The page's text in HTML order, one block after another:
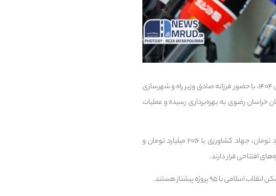
به گزارش خبرنگار پایگاه خبری وزارت راه و شهرسازی، در آستانه فرا رسیدن هفته دولت سال ۱۴۰۴، با حضور فرزانه صادق وزیر راه و شهرسازی
هزینه‌شده ۴۳ هزار و ۱۳۳ میلیارد تومان در استان خراسان رضوی به بهره‌برداری رسیده و عملیات
همچنین از مجموع پروژه‌های قابل بهره‌برداری، شهرداری مشهد با ۲۴ هزار و ۹۶۰ میلیارد تومان، جهاد کشاورزی با ۲۰۱۶ میلیارد تومان و